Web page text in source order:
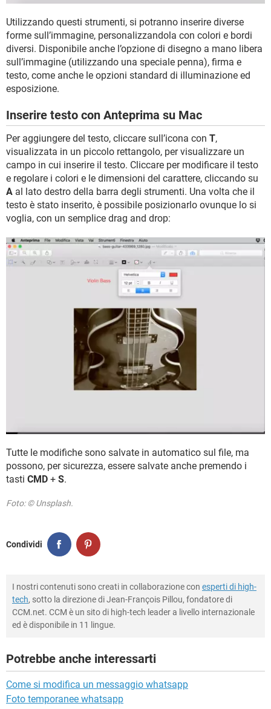
Utilizzando questi strumenti, si potranno inserire diverse
forme sull’immagine, personalizzandola con colori e bordi
diversi. Disponibile anche l’opzione di disegno a mano libera
sull’immagine (utilizzando una speciale penna), firma e
testo, come anche le opzioni standard di illuminazione ed
esposizione.
Inserire testo con Anteprima su Mac
Per aggiungere del testo, cliccare sull’icona con T,
visualizzata in un piccolo rettangolo, per visualizzare un
campo in cui inserire il testo. Cliccare per modificare il testo
e regolare i colori e le dimensioni del carattere, cliccando su
A al lato destro della barra degli strumenti. Una volta che il
testo è stato inserito, è possibile posizionarlo ovunque lo si
voglia, con un semplice drag and drop:
Tutte le modifiche sono salvate in automatico sul file, ma
possono, per sicurezza, essere salvate anche premendo i
tasti CMD + S.
Foto: © Unsplash.
Condividi
I nostri contenuti sono creati in collaborazione con esperti di high-
tech, sotto la direzione di Jean-François Pillou, fondatore di
CCM.net. CCM è un sito di high-tech leader a livello internazionale
ed è disponibile in 11 lingue.
Potrebbe anche interessarti
Come si modifica un messaggio whatsapp
Foto temporanee whatsapp